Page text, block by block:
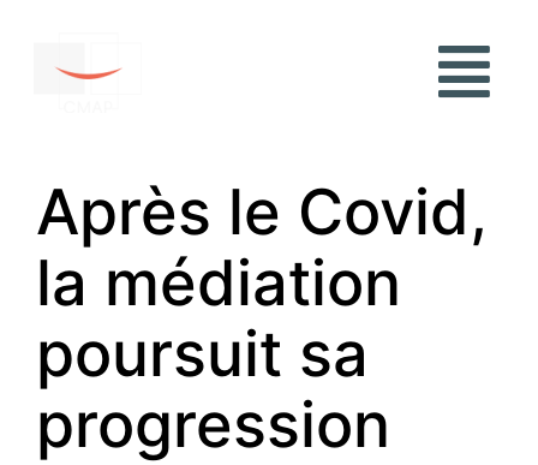
Après le Covid,
la médiation
poursuit sa
progression